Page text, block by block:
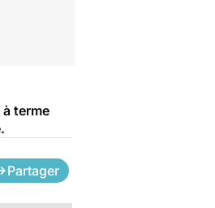
terme
Partager